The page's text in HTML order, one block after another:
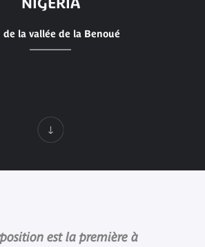
de la vallée de la Benoué
est la première à